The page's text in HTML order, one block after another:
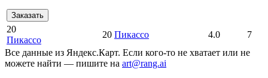
Заказать
20
Пикассо
20 Пикассо 4.0
7
Все данные из Яндекс.Карт. Если кого-то не хватает или не
можете найти — пишите на art@rang.ai